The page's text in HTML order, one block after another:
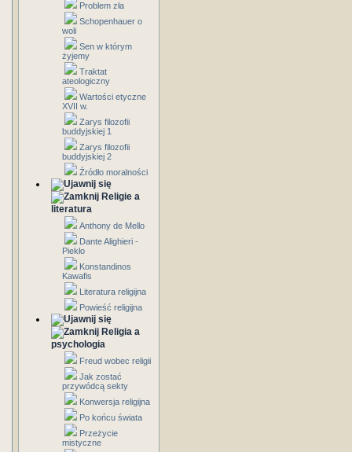
Problem zła
Schopenhauer o
woli
Sen w którym
żyjemy
Traktat
ateologiczny
Wartości etyczne
XVII w.
Zarys filozofii
buddyjskiej 1
Zarys filozofii
buddyjskiej 2
Źródło moralności
Religie a
literatura
Anthony de Mello
Dante Alighieri -
Piekło
Konstandinos
Kawafis
Literatura religijna
Powieść religijna
Religia a
psychologia
Freud wobec religii
Jak zostać
przywódcą sekty
Konwersja religijna
Po końcu świata
Przeżycie
mistyczne